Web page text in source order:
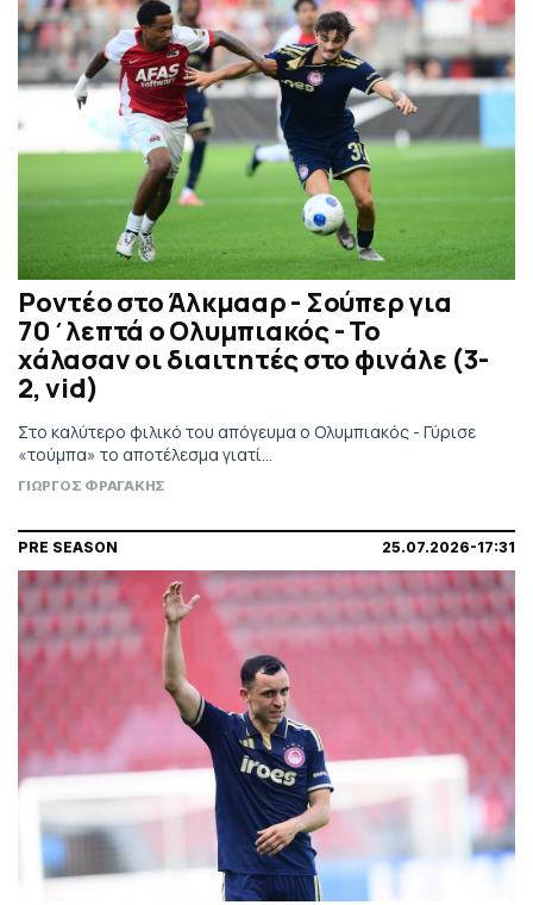
Ροντέο στο Άλκμααρ - Σούπερ για
70΄λεπτά ο Ολυμπιακός - Το
χάλασαν οι διαιτητές στο φινάλε (3-
2, vid)
Στο καλύτερο φιλικό του απόγευμα ο Ολυμπιακός - Γύρισε
«τούμπα» το αποτέλεσμα γιατί…
ΓΙΩΡΓΟΣ ΦΡΑΓΑΚΗΣ
PRE SEASON 25.07.2026-17:31